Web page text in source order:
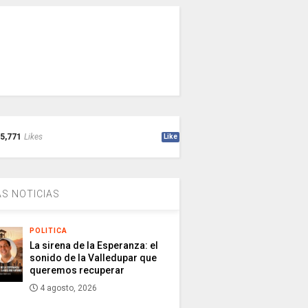
5,771 Likes Like
NOTICIAS
POLITICA
La sirena de la Esperanza: el
sonido de la Valledupar que
queremos recuperar
4 agosto, 2026